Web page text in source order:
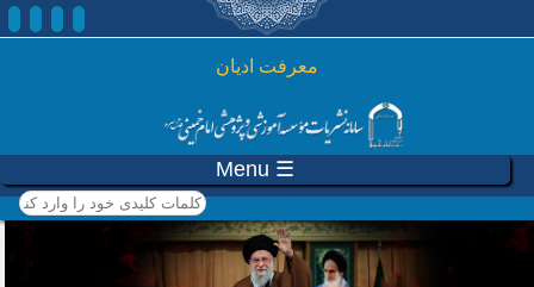
رفتن به محتوای اصلی
معرفت ادیان
☰ Menu
کلمات کلیدی خود را وارد
کنید